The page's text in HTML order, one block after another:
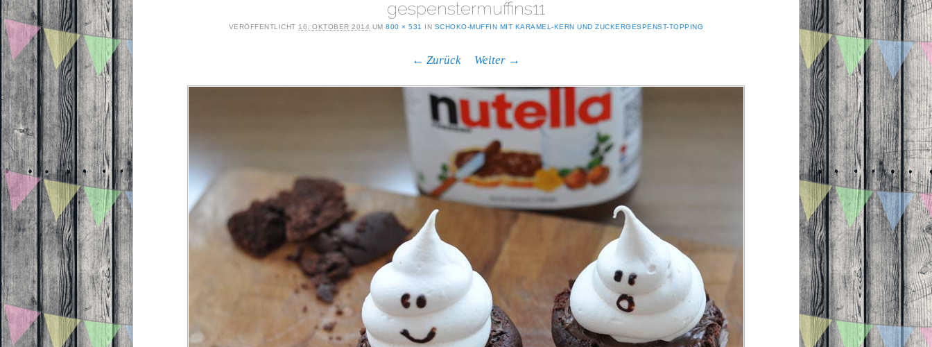
gespenstermuffins11
VERÖFFENTLICHT 16. OKTOBER 2014 UM800 × 531 IN SCHOKO-MUFFIN MIT KARAMEL-KERN UND ZUCKERGESPENST-TOPPING
← Zurück Weiter →